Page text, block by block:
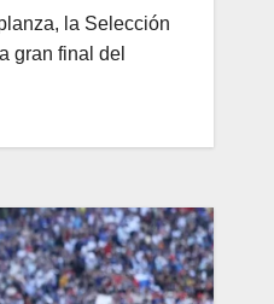
la Selección
gran final del